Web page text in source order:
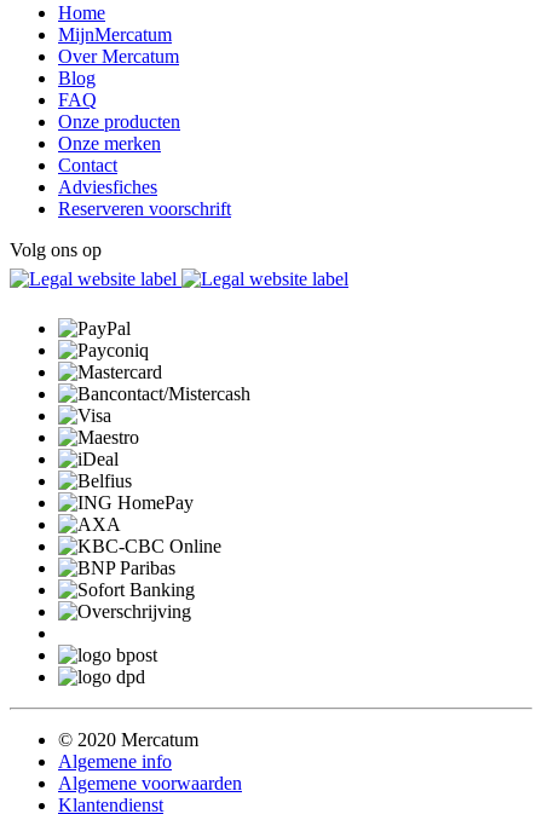
Home
MijnMercatum
Over Mercatum
Blog
FAQ
Onze producten
Onze merken
Contact
Adviesfiches
Reserveren voorschrift
Volg ons op
© 2020 Mercatum
Algemene info
Algemene voorwaarden
Klantendienst